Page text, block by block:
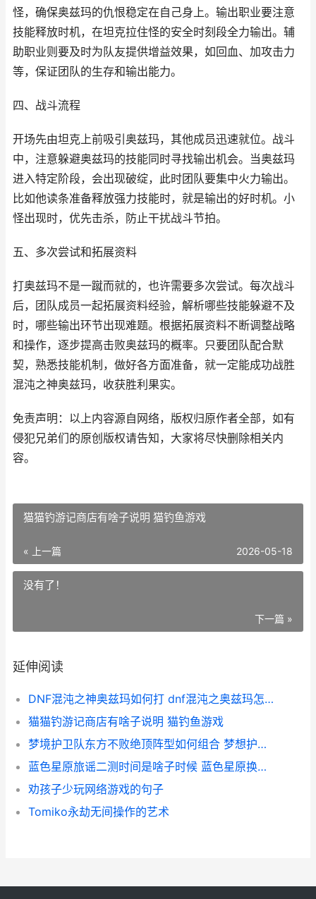
怪，确保奥兹玛的仇恨稳定在自己身上。输出职业要注意
技能释放时机，在坦克拉住怪的安全时刻段全力输出。辅
助职业则要及时为队友提供增益效果，如回血、加攻击力
等，保证团队的生存和输出能力。
四、战斗流程
开场先由坦克上前吸引奥兹玛，其他成员迅速就位。战斗
中，注意躲避奥兹玛的技能同时寻找输出机会。当奥兹玛
进入特定阶段，会出现破绽，此时团队要集中火力输出。
比如他读条准备释放强力技能时，就是输出的好时机。小
怪出现时，优先击杀，防止干扰战斗节拍。
五、多次尝试和拓展资料
打奥兹玛不是一蹴而就的，也许需要多次尝试。每次战斗
后，团队成员一起拓展资料经验，解析哪些技能躲避不及
时，哪些输出环节出现难题。根据拓展资料不断调整战略
和操作，逐步提高击败奥兹玛的概率。只要团队配合默
契，熟悉技能机制，做好各方面准备，就一定能成功战胜
混沌之神奥兹玛，收获胜利果实。
免责声明：以上内容源自网络，版权归原作者全部，如有
侵犯兄弟们的原创版权请告知，大家将尽快删除相关内
容。
猫猫钓游记商店有啥子说明 猫钓鱼游戏
« 上一篇 2026-05-18
没有了！
下一篇 »
延伸阅读
DNF混沌之神奥兹玛如何打 dnf混沌之奥兹玛怎么进
猫猫钓游记商店有啥子说明 猫钓鱼游戏
梦境护卫队东方不败绝顶阵型如何组合 梦想护卫队
蓝色星原旅谣二测时间是啥子时候 蓝色星原换什么
劝孩子少玩网络游戏的句子
Tomiko永劫无间操作的艺术